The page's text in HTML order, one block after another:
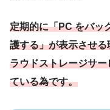
定期的に「PC をバッ
護する」が表示させ
ラウドストレージサ
ている為です。